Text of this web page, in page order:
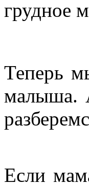
грудное
Теперь
малыша.
Если